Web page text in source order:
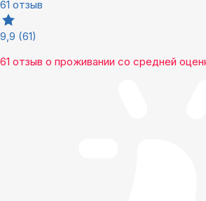
61 отзыв
9,9 (61)
61 отзыв о проживании со средней